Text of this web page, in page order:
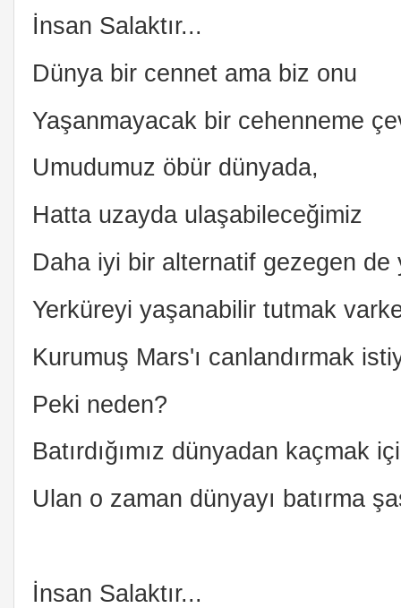
İnsan Salaktır...
Dünya bir cennet ama biz onu
Yaşanmayacak bir cehenneme
Umudumuz öbür dünyada,
Hatta uzayda ulaşabileceğimiz
Daha iyi bir alternatif gezegen de
Yerküreyi yaşanabilir tutmak
Kurumuş Mars'ı canlandırmak
Peki neden?
Batırdığımız dünyadan kaçmak
Ulan o zaman dünyayı batırma
İnsan Salaktır...